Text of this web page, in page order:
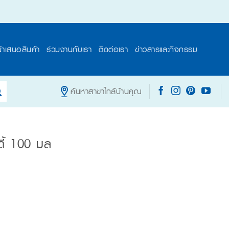
เสนอสินค้า ร่วมงานกับเรา ติดต่อเรา ข่าวสารและกิจกรรม
ค้นหาสาขาใกล้บ้านคุณ
100 มล